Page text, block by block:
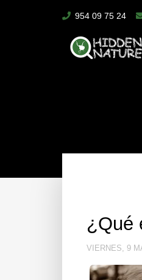
954 09 75 24
¿Qué
VIERNES, 9